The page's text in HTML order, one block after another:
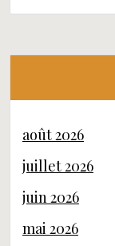
août 2026
juillet 2026
juin 2026
mai 2026